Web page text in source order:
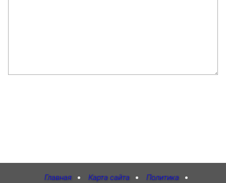
Главная Карта сайта Политика